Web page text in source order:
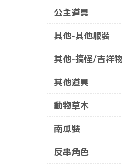
公主道具
其他-其他服裝
其他-搞怪/吉祥物
其他道具
動物草木
南瓜裝
反串角色